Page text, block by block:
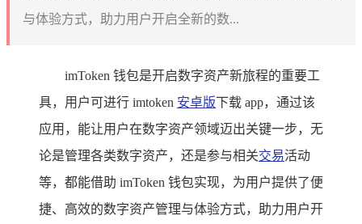
与体验方式，助力用户开启全新的数...
imToken 钱包是开启数字资产新旅程的重要工
具，用户可进行 imtoken 安卓版下载 app，通过该
应用，能让用户在数字资产领域迈出关键一步，无
论是管理各类数字资产，还是参与相关交易活动
等，都能借助 imToken 钱包实现，为用户提供了便
捷、高效的数字资产管理与体验方式，助力用户开